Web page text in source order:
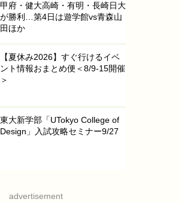
甲府・健大高崎・有明・長崎日大
が勝利…第4日は遊学館vs青森山
田ほか
【夏休み2026】すぐ行けるイベ
ント情報おまとめ便＜8/9-15開催
＞
東大新学部「UTokyo College of
Design」入試攻略セミナー9/27
advertisement